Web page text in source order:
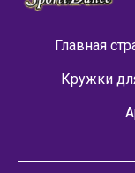
Главная
Кружки